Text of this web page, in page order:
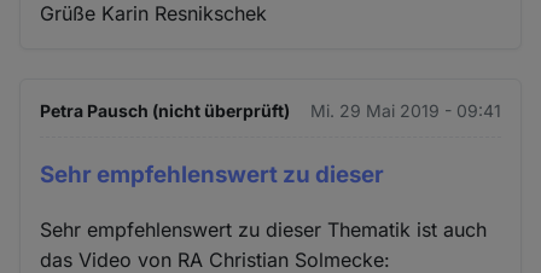
Grüße Karin Resnikschek
Petra Pausch (nicht überprüft) Mi. 29 Mai 2019 - 09:41
Sehr empfehlenswert zu dieser
Sehr empfehlenswert zu dieser Thematik ist auch
das Video von RA Christian Solmecke: